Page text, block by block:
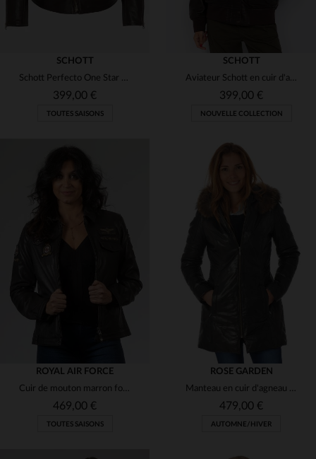
TAILLES DISPONIBLES
XL
SCHOTT
Schott Perfecto One Star féminin en cuir de vachette marron foncé.
399,00 €
TOUTES SAISONS
TAILLES DISPONIBLES
XS XL
SCHOTT
Aviateur Schott en cuir d'agneau, coupe boyfriend, col fourré marron.
399,00 €
NOUVELLE COLLECTION
ROYAL AIR FORCE
Cuir de mouton marron foncé, col chemise, inspiré des aviateurs.
469,00 €
TOUTES SAISONS
ROSE GARDEN
Manteau en cuir d'agneau matelassé.Chaud, ajusté et à capuche fourrée.
479,00 €
AUTOMNE/HIVER